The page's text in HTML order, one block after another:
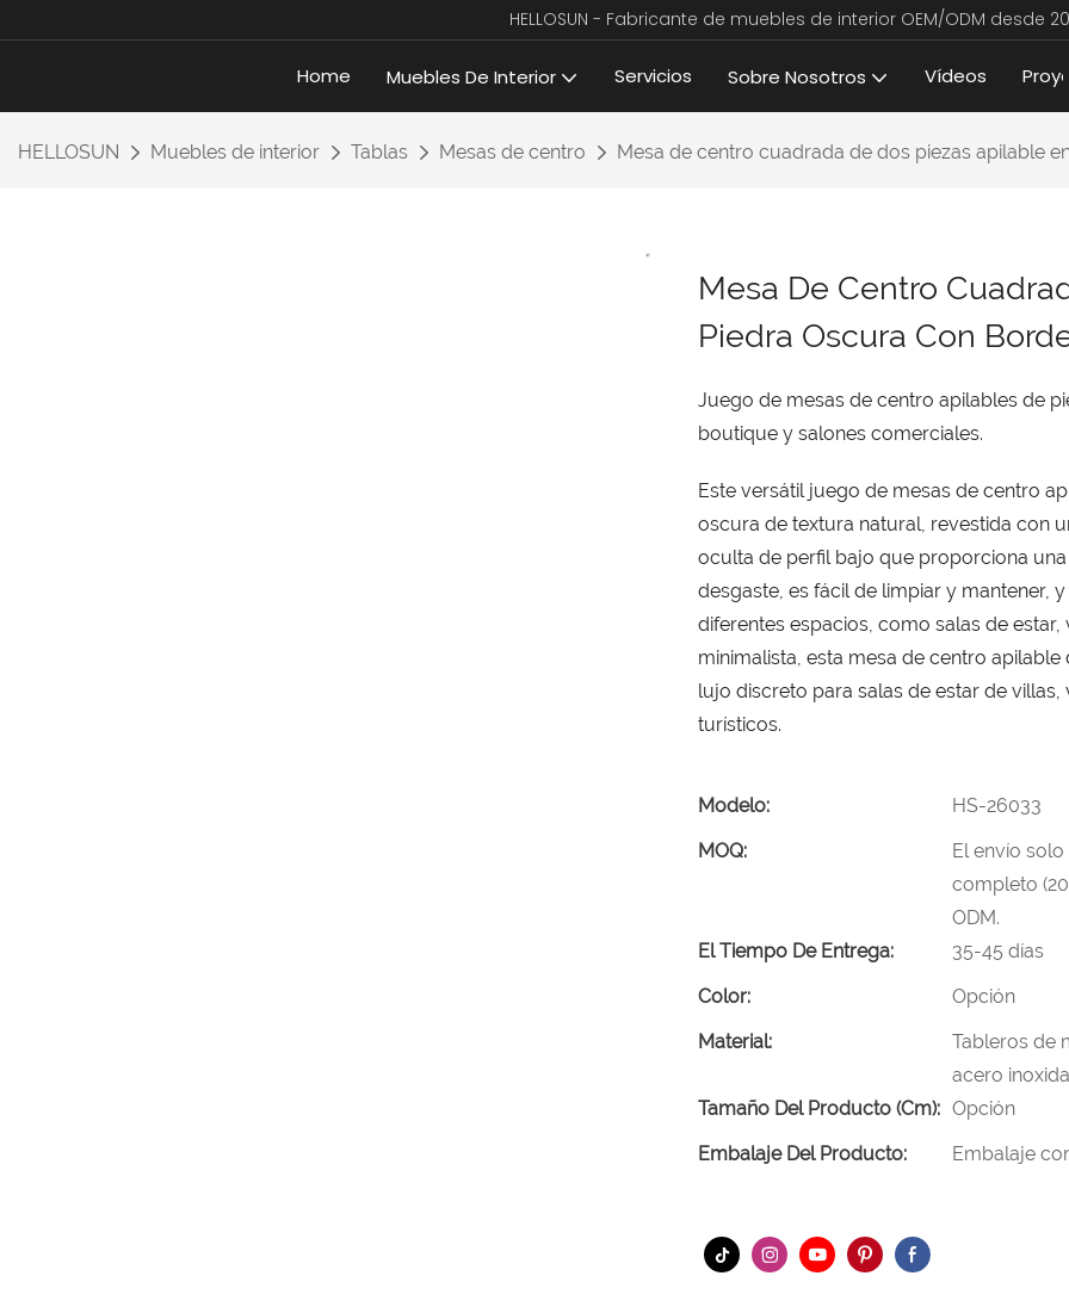
HELLOSUN - Fabricante de muebles de interior OEM/ODM desde
Home Muebles De Interior Servicios Sobre Nosotros Vídeos
HELLOSUN Muebles de interior Tablas Mesas de centro Mesa de centro cuadrada de dos piezas apilable
Mesa De Centro
Piedra Oscura Con
Juego de mesas de centro apilables de
boutique y salones comerciales.
Este versátil juego de mesas de centro
oscura de textura natural, revestida con
oculta de perfil bajo que proporciona
desgaste, es fácil de limpiar y mantener,
diferentes espacios, como salas de
minimalista, esta mesa de centro
lujo discreto para salas de estar de
turísticos.
Modelo:
HS-26033
MOQ:
El envío
completo
ODM.
El Tiempo De Entrega:
35-45 días
Color:
Opción
Material:
Tableros de
acero
Tamaño Del Producto (cm): Opción
Embalaje Del Producto:
Embalaje